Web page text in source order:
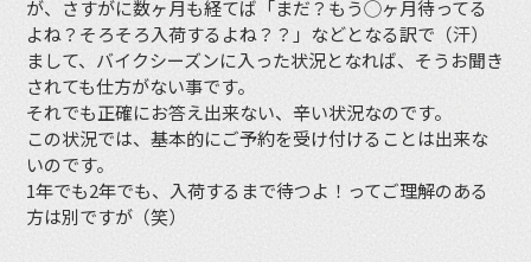
が、さすがに数ヶ月も経てば「まだ？もう◯ヶ月待ってる
よね？そろそろ入荷するよね？？」などとなる訳で（汗）
まして、バイクシーズンに入った状況となれば、そうお聞き
されても仕方がない事です。
それでも正確にお答え出来ない、辛い状況なのです。
この状況では、基本的にご予約を受け付けることは出来な
いのです。
1年でも2年でも、入荷するまで待つよ！ってご理解のある
方は別ですが（笑）